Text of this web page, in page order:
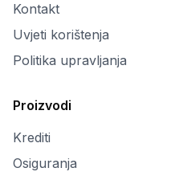
Kontakt
Uvjeti korištenja
Politika upravljanja
Proizvodi
Krediti
Osiguranja